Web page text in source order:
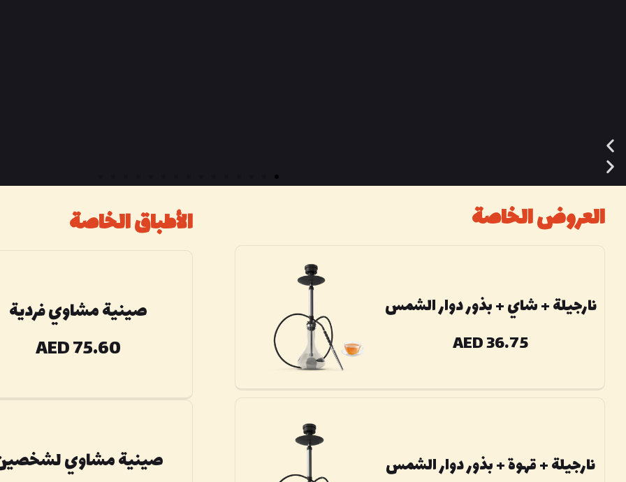
العروض الخاصة
نارجیلة + شاي + بذور دوار الشمس
AED 36.75
نارجیلة + قهوة + بذور دوار الشمس
الأطباق الخاصة
صينية مشاوي فردية
AED 75.60
صينية مشاوي